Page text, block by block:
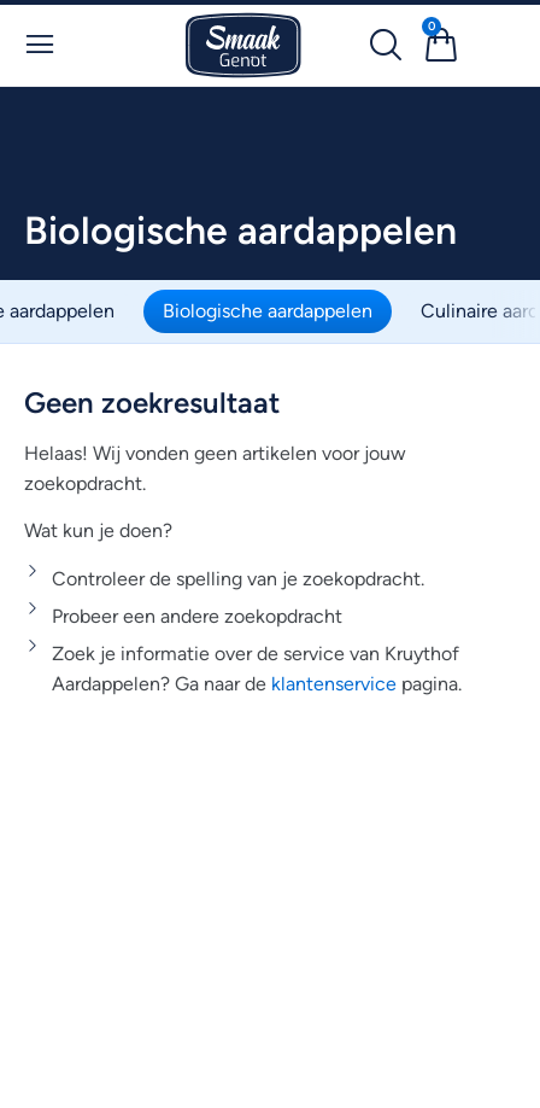
0
Biologische aardappelen
aardappelen Biologische aardappelen Culinaire
Geen zoekresultaat
Helaas! Wij vonden geen artikelen voor jouw
zoekopdracht.
Wat kun je doen?
Controleer de spelling van je zoekopdracht.
Probeer een andere zoekopdracht
Zoek je informatie over de service van Kruythof
Aardappelen? Ga naar de klantenservicepagina.